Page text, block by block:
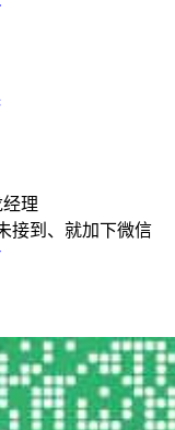
经理
接到、就加下微信